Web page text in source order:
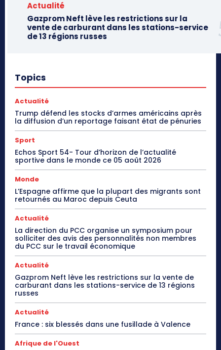
Actualité
Gazprom Neft lève les restrictions sur la
vente de carburant dans les stations-service
de 13 régions russes
Topics
Actualité
Trump défend les stocks d’armes américains après
la diffusion d’un reportage faisant état de pénuries
Sport
Echos Sport 54- Tour d’horizon de l’actualité
sportive dans le monde ce 05 août 2026
Monde
L’Espagne affirme que la plupart des migrants sont
retournés au Maroc depuis Ceuta
Actualité
La direction du PCC organise un symposium pour
solliciter des avis des personnalités non membres
du PCC sur le travail économique
Actualité
Gazprom Neft lève les restrictions sur la vente de
carburant dans les stations-service de 13 régions
russes
Actualité
France : six blessés dans une fusillade à Valence
Afrique de l'Ouest